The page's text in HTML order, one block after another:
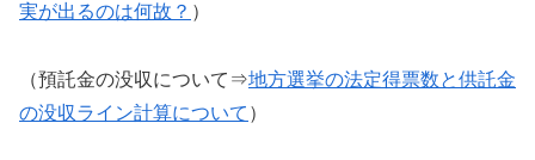
実が出るのは何故？ ）
（預託金の没収について⇒地方選挙の法定得票数と供託金
の没収ライン計算について ）